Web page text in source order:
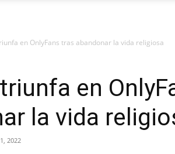
en OnlyFans tras abandonar la vida religiosa
en
la vida
2022